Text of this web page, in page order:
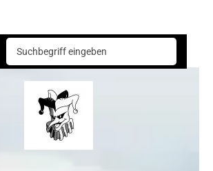
Jokers Cloud Intense Apple Kiwi Liquid